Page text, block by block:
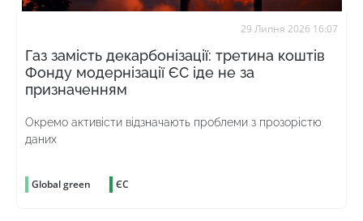
29 Липня 2026 16:07
Газ замість декарбонізації: третина коштів
Фонду модернізації ЄС іде не за
призначенням
Окремо активісти відзначають проблеми з прозорістю
даних
Global green ЄС